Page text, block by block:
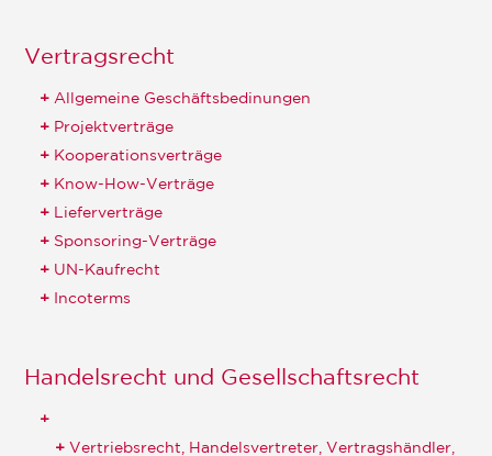
Vertragsrecht
Allgemeine Geschäftsbedinungen
Projektverträge
Kooperationsverträge
Know-How-Verträge
Lieferverträge
Sponsoring-Verträge
UN-Kaufrecht
Incoterms
Handelsrecht und Gesellschaftsrecht
Vertriebsrecht, Handelsvertreter, Vertragshändler,